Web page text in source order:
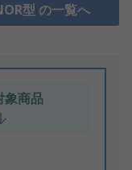
型 の一覧へ
象商品